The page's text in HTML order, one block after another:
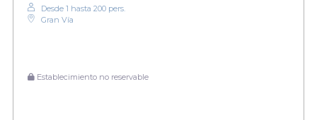
Desde 1 hasta 200 pers.
Gran Vía
Establecimiento no reservable